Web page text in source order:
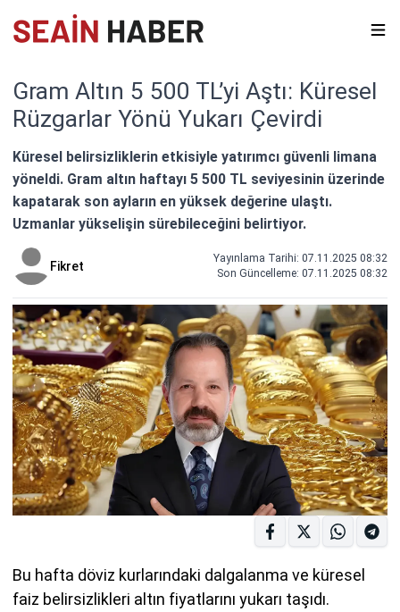
Gram Altın 5 500 TL’yi Aştı: Küresel
Rüzgarlar Yönü Yukarı Çevirdi
Küresel belirsizliklerin etkisiyle yatırımcı güvenli limana
yöneldi. Gram altın haftayı 5 500 TL seviyesinin üzerinde
kapatarak son ayların en yüksek değerine ulaştı.
Uzmanlar yükselişin sürebileceğini belirtiyor.
Fikret
Yayınlama Tarihi: 07.11.2025 08:32
Son Güncelleme: 07.11.2025 08:32
Bu hafta döviz kurlarındaki dalgalanma ve küresel
faiz belirsizlikleri altın fiyatlarını yukarı taşıdı.